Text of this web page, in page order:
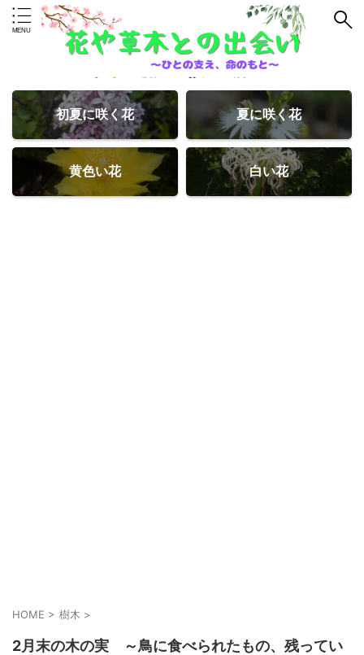
初夏に咲く花 夏に咲く花
黄色い花 白い花
HOME > 樹木 >
2月末の木の実 ～鳥に食べられたもの、残ってい